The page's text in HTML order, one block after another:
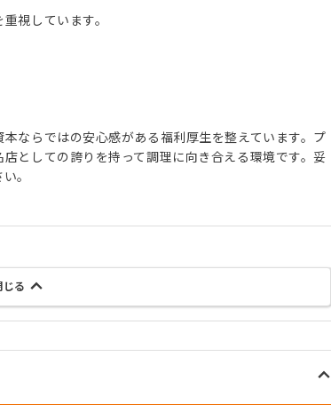
視しています。
ならではの安心感がある福利厚生を整えています。プ
としての誇りを持って調理に向き合える環境です。妥
。
じる